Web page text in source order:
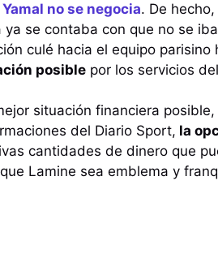
no se negocia. De
se contaba con que no se
culé hacia el equipo parisino
posible por los servicios
situación financiera
del Diario Sport, la
cantidades de dinero que
Lamine sea emblema y